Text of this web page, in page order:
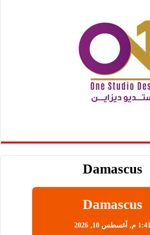
Damascus
Damascus
1:41 م, أغسطس 10, 2026